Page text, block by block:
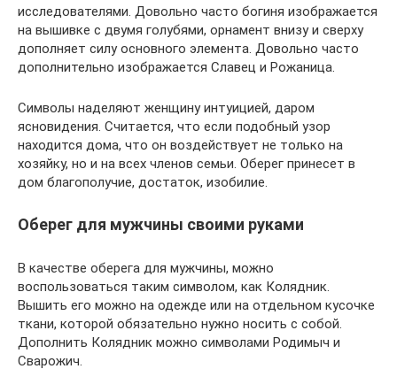
исследователями. Довольно часто богиня изображается
на вышивке с двумя голубями, орнамент внизу и сверху
дополняет силу основного элемента. Довольно часто
дополнительно изображается Славец и Рожаница.
Символы наделяют женщину интуицией, даром
ясновидения. Считается, что если подобный узор
находится дома, что он воздействует не только на
хозяйку, но и на всех членов семьи. Оберег принесет в
дом благополучие, достаток, изобилие.
Оберег для мужчины своими руками
В качестве оберега для мужчины, можно
воспользоваться таким символом, как Колядник.
Вышить его можно на одежде или на отдельном кусочке
ткани, которой обязательно нужно носить с собой.
Дополнить Колядник можно символами Родимыч и
Сварожич.